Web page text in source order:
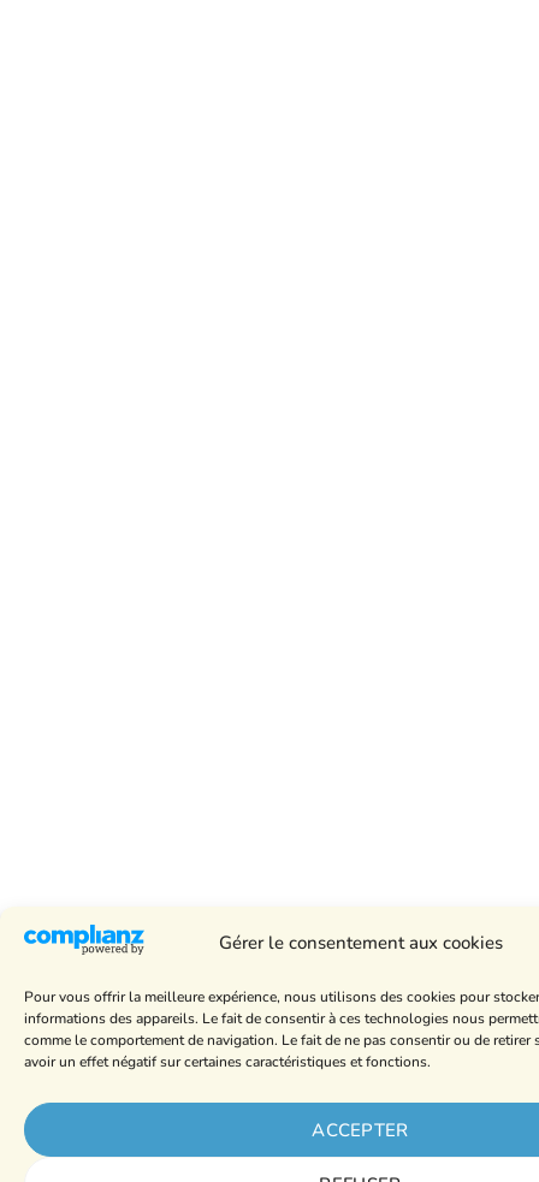
Gérer le consentement aux cookies
Pour vous offrir la meilleure expérience, nous utilisons des cookies pour
informations des appareils. Le fait de consentir à ces technologies nous
comme le comportement de navigation. Le fait de ne pas consentir ou de retirer
avoir un effet négatif sur certaines caractéristiques et fonctions.
ACCEPTER